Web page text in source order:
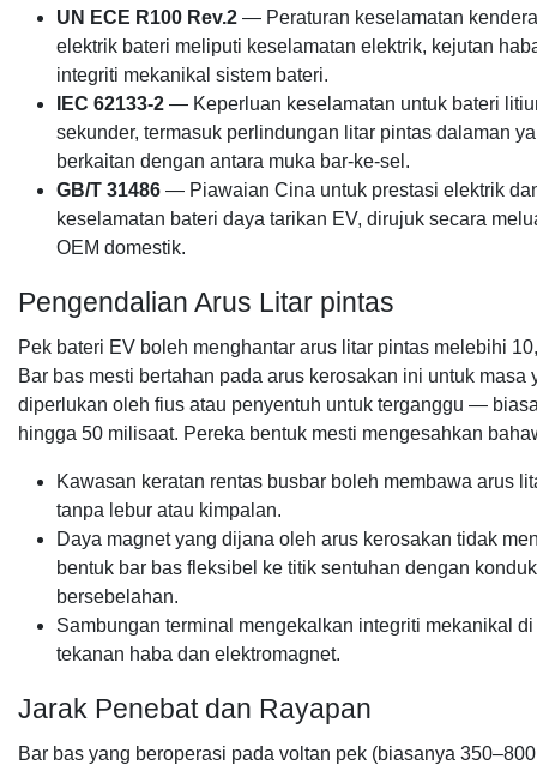
UN ECE R100 Rev.2 — Peraturan keselamatan
elektrik bateri meliputi keselamatan elektrik, kejutan
integriti mekanikal sistem bateri.
IEC 62133-2 — Keperluan keselamatan untuk bateri
sekunder, termasuk perlindungan litar pintas dalaman
berkaitan dengan antara muka bar-ke-sel.
GB/T 31486 — Piawaian Cina untuk prestasi elektrik
keselamatan bateri daya tarikan EV, dirujuk secara
OEM domestik.
Pengendalian Arus Litar pintas
Pek bateri EV boleh menghantar arus litar pintas melebihi
Bar bas mesti bertahan pada arus kerosakan ini untuk masa
diperlukan oleh fius atau penyentuh untuk terganggu —
hingga 50 milisaat. Pereka bentuk mesti mengesahkan
Kawasan keratan rentas busbar boleh membawa arus
tanpa lebur atau kimpalan.
Daya magnet yang dijana oleh arus kerosakan tidak
bentuk bar bas fleksibel ke titik sentuhan dengan
bersebelahan.
Sambungan terminal mengekalkan integriti mekanikal
tekanan haba dan elektromagnet.
Jarak Penebat dan Rayapan
Bar bas yang beroperasi pada voltan pek (biasanya